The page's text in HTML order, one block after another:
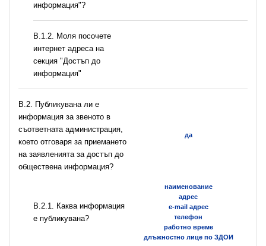
информация"?
B.1.2. Моля посочете
интернет адреса на
секция "Достъп до
информация"
В.2. Публикувана ли е
информация за звеното в
съответната администрация,
което отговаря за приемането
на заявленията за достъп до
обществена информация?
да
B.2.1. Каква информация
е публикувана?
наименование
адрес
e-mail адрес
телефон
работно време
длъжностно лице по ЗДОИ